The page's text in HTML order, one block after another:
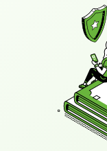
Waarom
Over
Voor
Voor
Wat zijn
Regelgeving
Standaarden